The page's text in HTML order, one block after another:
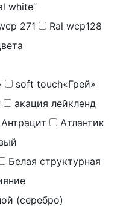
white”
271
Ral wcp128
soft touch«Грей»
акация лейкленд
Антрацит
Атлантик
Белая структурная
(серебро)